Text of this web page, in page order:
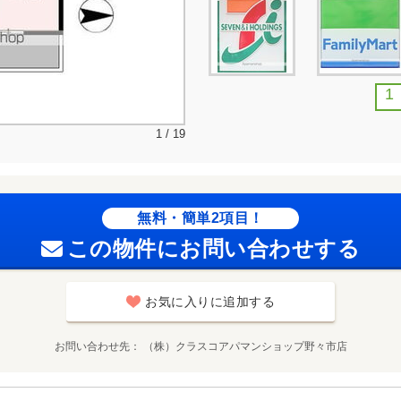
1 / 19
1
無料・簡単2項目！
この物件にお問い合わせする
お気に入りに追加する
お問い合わせ先 （株）クラスコアパマンショップ野々市店